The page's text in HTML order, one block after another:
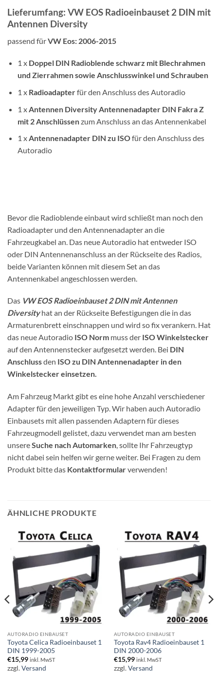
Lieferumfang: VW EOS Radioeinbauset 2 DIN mit
Antennen Diversity
passend fürVW Eos: 2006-2015
1 x Doppel DIN Radioblende schwarz mit Blechrahmen
und Zierrahmen sowie Anschlusswinkel und Schrauben
1 x Radioadapterfür den Anschluss des Autoradio
1 x Antennen Diversity Antennenadapter DIN Fakra Z
mit 2 Anschlüssenzum Anschluss an das Antennenkabel
1 xAntennenadapter DIN zu ISOfür den Anschluss des
Autoradio
Bevor die Radioblende einbaut wird schließt man noch den
Radioadapter und den Antennenadapter an die
Fahrzeugkabel an. Das neue Autoradio hat entweder ISO
oder DIN Antennenanschluss an der Rückseite des Radios,
beide Varianten können mit diesem Set an das
Antennenkabel angeschlossen werden.
Das VW EOS Radioeinbauset 2 DIN mit Antennen
Diversityhat an der Rückseite Befestigungen die in das
Armaturenbrett einschnappen und wird so fix verankern. Hat
das neue Autoradio ISO Norm muss der ISO Winkelstecker
auf den Antennenstecker aufgesetzt werden. Bei DIN
Anschlussden ISO zu DIN Antennenadapter in den
Winkelstecker einsetzen.
Am Fahrzeug Markt gibt es eine hohe Anzahl verschiedener
Adapter für den jeweiligen Typ. Wir haben auch Autoradio
Einbausets mit allen passenden Adaptern für dieses
Fahrzeugmodell gelistet, dazu verwendet man am besten
unsereSuche nach Automarken, sollte Ihr Fahrzeugtyp
nicht dabei sein helfen wir gerne weiter. Bei Fragen zu dem
Produkt bitte das Kontaktformularverwenden!
ÄHNLICHE PRODUKTE
AUTORADIO EINBAUSET
Toyota Celica Radioeinbauset 1
DIN 1999-2005
€15,99 inkl. MwST
zzgl.Versand
AUTORADIO EINBAUSET
Toyota Rav4 Radioeinbauset 1
DIN 2000-2006
€15,99 inkl. MwST
zzgl.Versand